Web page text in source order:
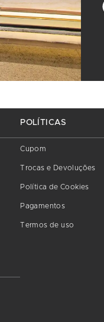
POLÍTICAS
Cupom
Trocas e Devoluções
Política de Cookies
Pagamentos
Termos de uso